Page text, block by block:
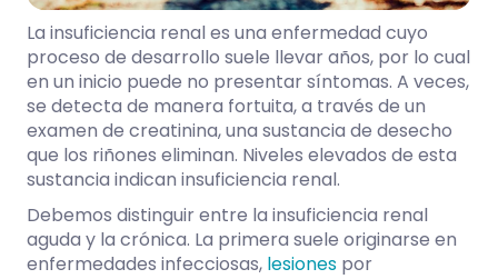
La insuficiencia renal es una enfermedad cuyo
proceso de desarrollo suele llevar años, por lo cual
en un inicio puede no presentar síntomas. A veces,
se detecta de manera fortuita, a través de un
examen de creatinina, una sustancia de desecho
que los riñones eliminan. Niveles elevados de esta
sustancia indican insuficiencia renal.
Debemos distinguir entre la insuficiencia renal
aguda y la crónica. La primera suele originarse en
enfermedades infecciosas, lesiones por